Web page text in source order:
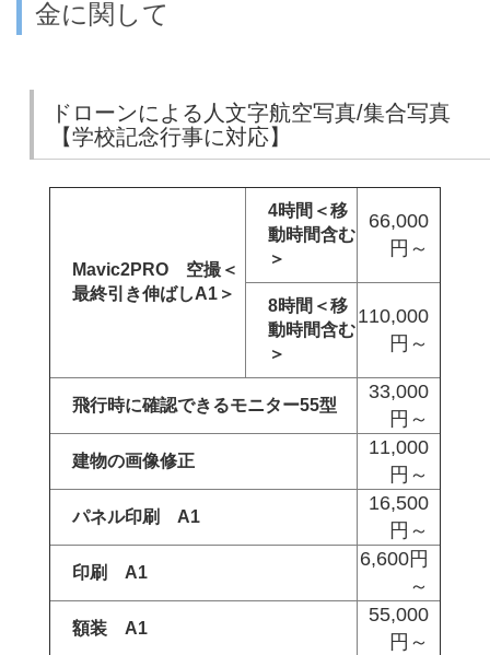
金に関して
ドローンによる人文字航空写真/集合写真
【学校記念行事に対応】
Mavic2PRO 空撮＜
最終引き伸ばしA1＞
4時間＜移
動時間含む
＞
66,000
円～
8時間＜移
動時間含む
＞
110,000
円～
飛行時に確認できるモニター55型
33,000
円～
建物の画像修正
11,000
円～
パネル印刷 A1
16,500
円～
印刷 A1
6,600円
～
額装 A1
55,000
円～